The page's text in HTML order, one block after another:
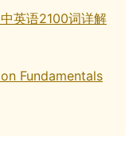
英语2100词详解
Fundamentals